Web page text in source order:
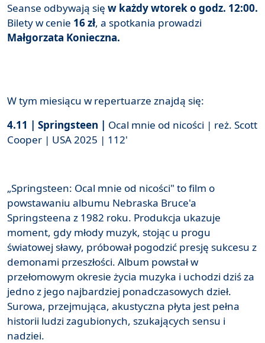
Seanse odbywają się w każdy wtorek o godz. 12:00.
Bilety w cenie 16 zł, a spotkania prowadzi
Małgorzata Konieczna.
W tym miesiącu w repertuarze znajdą się:
4.11 | Springsteen | Ocal mnie od nicości | reż. Scott
Cooper | USA 2025 | 112'
„Springsteen: Ocal mnie od nicości" to film o
powstawaniu albumu Nebraska Bruce'a
Springsteena z 1982 roku. Produkcja ukazuje
moment, gdy młody muzyk, stojąc u progu
światowej sławy, próbował pogodzić presję sukcesu z
demonami przeszłości. Album powstał w
przełomowym okresie życia muzyka i uchodzi dziś za
jedno z jego najbardziej ponadczasowych dzieł.
Surowa, przejmująca, akustyczna płyta jest pełna
historii ludzi zagubionych, szukających sensu i
nadziei.